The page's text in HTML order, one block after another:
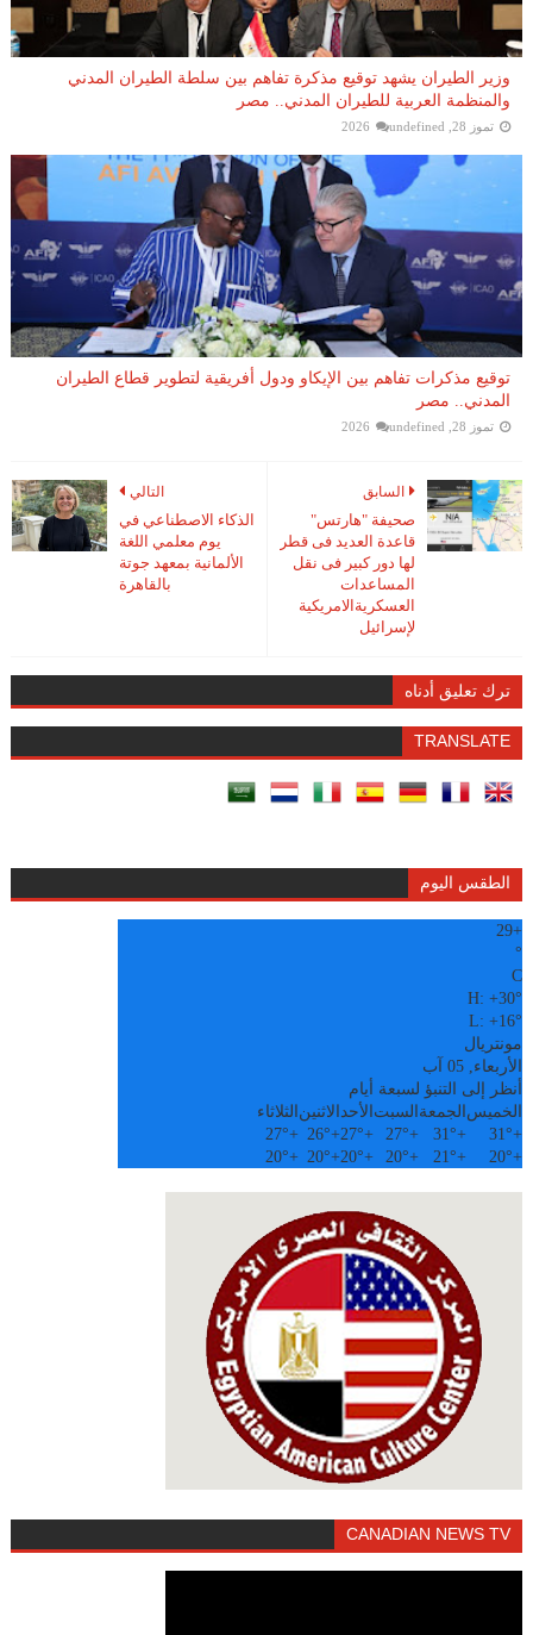
وزير الطيران يشهد توقيع مذكرة تفاهم بين سلطة الطيران المدني
والمنظمة العربية للطيران المدني.. مصر
تموز 28, 2026 undefined
توقيع مذكرات تفاهم بين الإيكاو ودول أفريقية لتطوير قطاع الطيران
المدني.. مصر
تموز 28, 2026 undefined
التالي
الذكاء الاصطناعي في
يوم معلمي اللغة
الألمانية بمعهد جوتة
بالقاهرة
السابق
صحيفة "هارتس"
قاعدة العديد فى قطر
لها دور كبير فى نقل
المساعدات
العسكريةالامريكية
لإسرائيل
ترك تعليق أدناه
TRANSLATE
الطقس اليوم
+
29
°
C
H:+30°
L:+16°
مونتريال
الأربعاء, 05 آب
أنظر إلى التنبؤ لسبعة أيام
الخميس الجمعة السبت الأحدالاثنين الثلاثاء
+
31°
+
31°
+
27°
+
27°
+
26°
+
27°
+
20°
+
21°
+
20°
+
20°
+
20°
+
20°
CANADIAN NEWS TV